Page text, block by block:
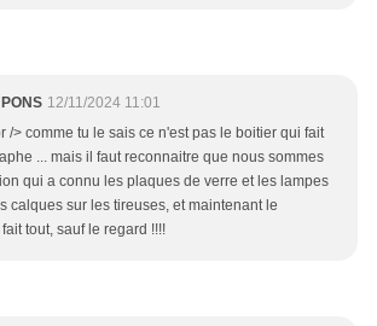
12/11/2024 11:01
/> comme tu le sais ce n'est pas le boitier qui fait
... mais il faut reconnaitre que nous sommes
qui a connu les plaques de verre et les lampes
calques sur les tireuses, et maintenant le
tout, sauf le regard !!!!